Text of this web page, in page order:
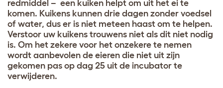
redmiddel – een kuiken helpt om uit het ei te
komen. Kuikens kunnen drie dagen zonder voedsel
of water, dus er is niet meteen haast om te helpen.
Verstoor uw kuikens trouwens niet als dit niet nodig
is. Om het zekere voor het onzekere te nemen
wordt aanbevolen de eieren die niet uit zijn
gekomen pas op dag 25 uit de incubator te
verwijderen.